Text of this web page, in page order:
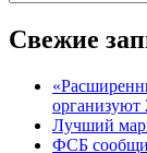
Свежие
организуют
Лучший
ФСБ